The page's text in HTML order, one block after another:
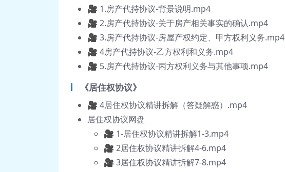
🎥 1.房产代持协议-背景说明.mp4
🎥 2.房产代持协议-关于房产相关事实的确认.mp4
🎥 3.房产代持协议-房屋产权约定、甲方权利义务.mp4
🎥 4房产代持协议-乙方权利和义务.mp4
🎥 5.房产代持协议-丙方权利义务与其他事项.mp4
《居住权协议》
🎥 4居住权协议精讲拆解（答疑解惑）.mp4
居住权协议网盘
🎥 1-居住权协议精讲拆解1-3.mp4
🎥 2居住权协议精讲拆解4-6.mp4
🎥 3居住权协议精讲拆解7-8.mp4